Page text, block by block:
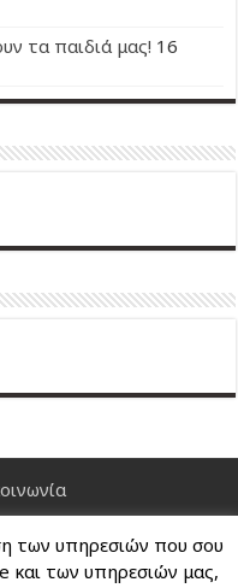
τα παιδιά μας! 16
All Rights Reserved
των υπηρεσιών που σου
των υπηρεσιών μας,